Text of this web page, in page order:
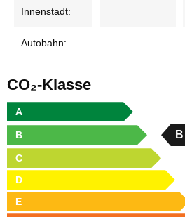
Innenstadt:
Autobahn:
CO₂-Klasse
A
B B
C
D
E